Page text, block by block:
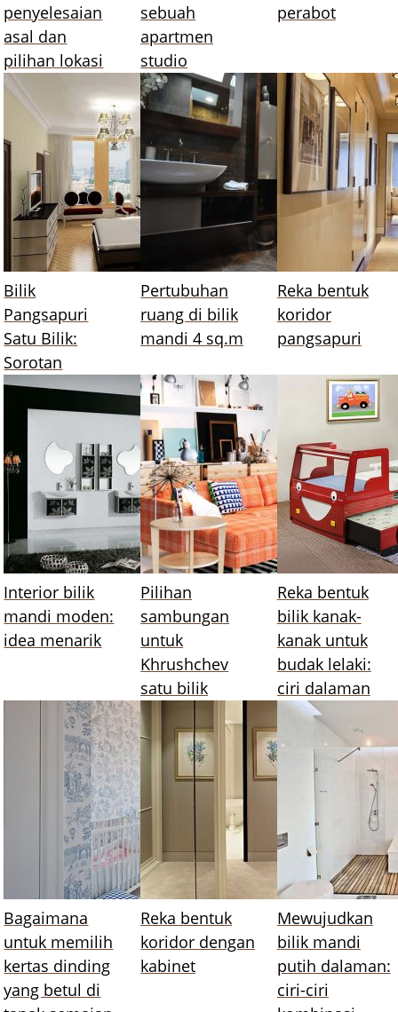
penyelesaian
asal dan
pilihan lokasi
sebuah
apartmen
studio
perabot
Bilik
Pangsapuri
Satu Bilik:
Sorotan
Pertubuhan
ruang di bilik
mandi 4 sq.m
Reka bentuk
koridor
pangsapuri
Interior bilik
mandi moden:
idea menarik
Pilihan
sambungan
untuk
Khrushchev
satu bilik
Reka bentuk
bilik kanak-
kanak untuk
budak lelaki:
ciri dalaman
Bagaimana
untuk memilih
kertas dinding
yang betul di
Reka bentuk
koridor dengan
kabinet
Mewujudkan
bilik mandi
putih dalaman:
ciri-ciri